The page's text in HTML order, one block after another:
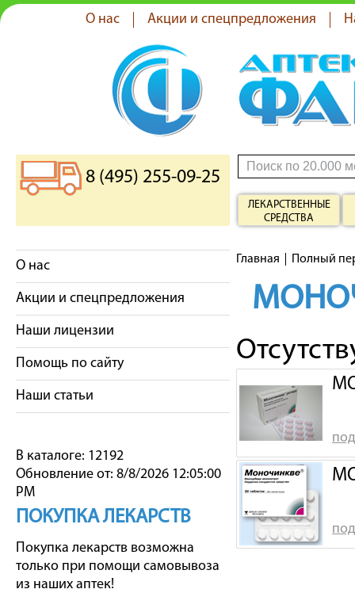
О нас Акции и спецпредложения
8 (495) 255-09-25
ЛЕКАРСТВЕННЫЕ
СРЕДСТВА
О нас
Акции и спецпредложения
Наши лицензии
Помощь по сайту
Наши статьи
В каталоге: 12192
Обновление от: 8/8/2026 12:05:00
PM
ПОКУПКА ЛЕКАРСТВ
Покупка лекарств возможна
только при помощи самовывоза
из наших аптек!
Главная Полный